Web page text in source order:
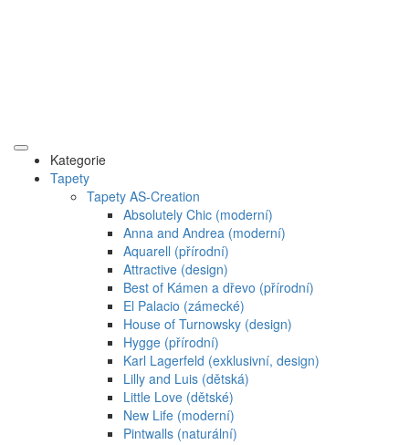
Kategorie
Tapety
Tapety AS-Creation
Absolutely Chic (moderní)
Anna and Andrea (moderní)
Aquarell (přírodní)
Attractive (design)
Best of Kámen a dřevo (přírodní)
El Palacio (zámecké)
House of Turnowsky (design)
Hygge (přírodní)
Karl Lagerfeld (exklusivní, design)
Lilly and Luis (dětská)
Little Love (dětské)
New Life (moderní)
Pintwalls (naturální)